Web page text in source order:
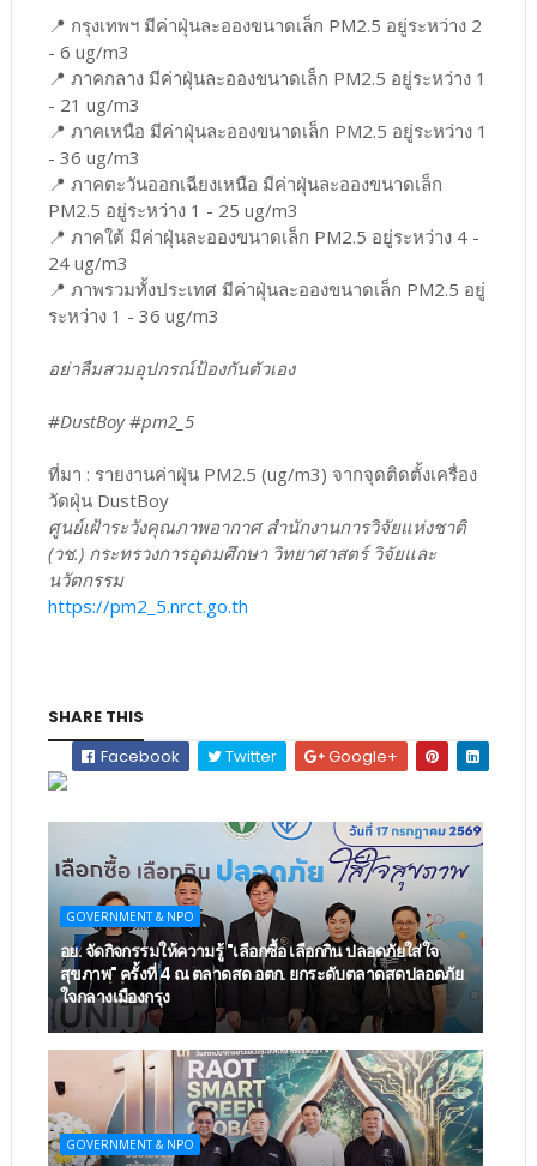
📍 กรุงเทพฯ มีค่าฝุ่นละอองขนาดเล็ก PM2.5 อยู่ระหว่าง 2
- 6 ug/m3
📍 ภาคกลาง มีค่าฝุ่นละอองขนาดเล็ก PM2.5 อยู่ระหว่าง 1
- 21 ug/m3
📍 ภาคเหนือ มีค่าฝุ่นละอองขนาดเล็ก PM2.5 อยู่ระหว่าง 1
- 36 ug/m3
📍 ภาคตะวันออกเฉียงเหนือ มีค่าฝุ่นละอองขนาดเล็ก
PM2.5 อยู่ระหว่าง 1 - 25 ug/m3
📍 ภาคใต้ มีค่าฝุ่นละอองขนาดเล็ก PM2.5 อยู่ระหว่าง 4 -
24 ug/m3
📍 ภาพรวมทั้งประเทศ มีค่าฝุ่นละอองขนาดเล็ก PM2.5 อยู่
ระหว่าง 1 - 36 ug/m3
อย่าลืมสวมอุปกรณ์ป้องกันตัวเอง
#DustBoy #pm2_5
ที่มา : รายงานค่าฝุ่น PM2.5 (ug/m3) จากจุดติดตั้งเครื่อง
วัดฝุ่น DustBoy
ศูนย์เฝ้าระวังคุณภาพอากาศ สำนักงานการวิจัยแห่งชาติ
(วช.) กระทรวงการอุดมศึกษา วิทยาศาสตร์ วิจัยและ
นวัตกรรม
https://pm2_5.nrct.go.th
SHARE THIS
Facebook
Twitter Google+
GOVERNMENT & NPO
อย. จัดกิจกรรมให้ความรู้ "เลือกซื้อ เลือกกิน ปลอดภัยใส่ใจ
สุขภาพ" ครั้งที่ 4 ณ ตลาดสด อตก. ยกระดับตลาดสดปลอดภัย
ใจกลางเมืองกรุง
GOVERNMENT & NPO